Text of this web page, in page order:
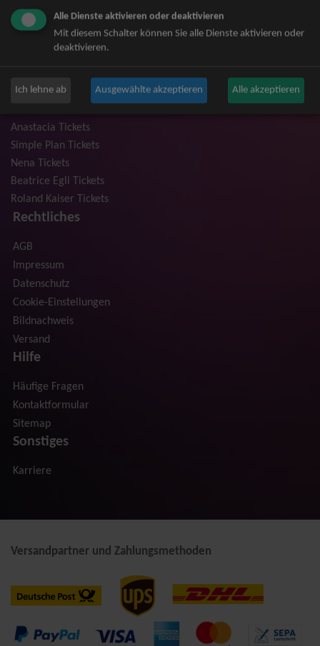
Niedeckens BAP Tickets
Judas Priest Tickets
Trailerpark & Friends Tickets
Anastacia Tickets
Simple Plan Tickets
Nena Tickets
Beatrice Egli Tickets
Roland Kaiser Tickets
Rechtliches
AGB
Impressum
Datenschutz
Cookie-Einstellungen
Bildnachweis
Versand
Hilfe
Häufige Fragen
Kontaktformular
Sitemap
Sonstiges
Karriere
Versandpartner und Zahlungsmethoden
Alle Dienste aktivieren oder deaktivieren
Mit diesem Schalter können Sie alle Dienste aktivieren oder
deaktivieren.
Ich lehne ab Ausgewählte akzeptieren Alle akzeptieren